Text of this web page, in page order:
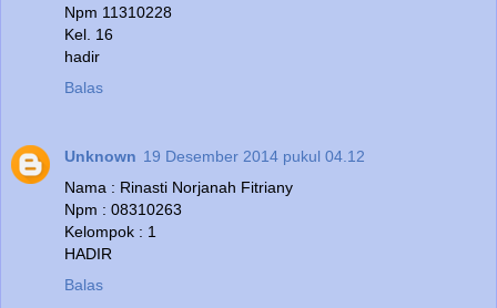
Npm 11310228
Kel. 16
hadir
Balas
Unknown 19 Desember 2014 pukul 04.12
Nama : Rinasti Norjanah Fitriany
Npm : 08310263
Kelompok : 1
HADIR
Balas